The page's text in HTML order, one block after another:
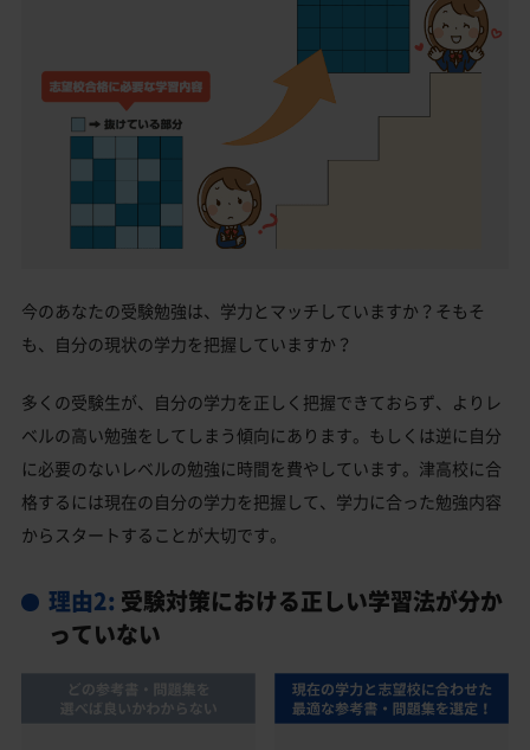
今のあなたの受験勉強は、学力とマッチしていますか？そもそ
も、自分の現状の学力を把握していますか？
多くの受験生が、自分の学力を正しく把握できておらず、よりレ
ベルの高い勉強をしてしまう傾向にあります。もしくは逆に自分
に必要のないレベルの勉強に時間を費やしています。津高校に合
格するには現在の自分の学力を把握して、学力に合った勉強内容
からスタートすることが大切です。
理由2: 受験対策における正しい学習法が分か
っていない